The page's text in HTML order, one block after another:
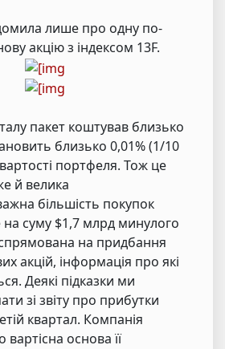
лише про одну по-
акцію з індексом 13F.
пакет коштував близько
близько 0,01% (1/10
портфеля. Тож це
й велика
більшість покупок
на суму $1,7 млрд минулого
на придбання
акцій, інформація про які
Деякі підказки ми
зі звіту про прибутки
квартал. Компанія
основа її